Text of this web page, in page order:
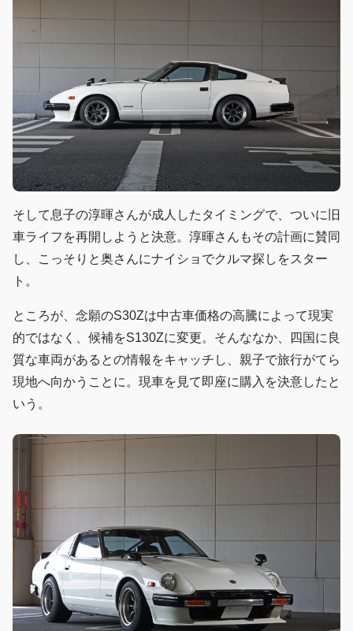
そして息子の淳暉さんが成人したタイミングで、ついに旧
車ライフを再開しようと決意。淳暉さんもその計画に賛同
し、こっそりと奥さんにナイショでクルマ探しをスター
ト。
ところが、念願のS30Zは中古車価格の高騰によって現実
的ではなく、候補をS130Zに変更。そんななか、四国に良
質な車両があるとの情報をキャッチし、親子で旅行がてら
現地へ向かうことに。現車を見て即座に購入を決意したと
いう。